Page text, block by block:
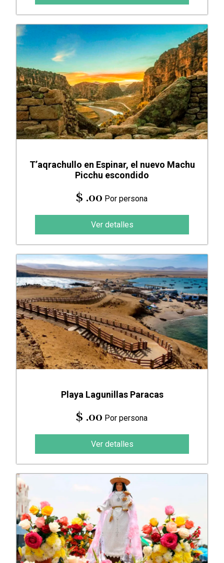
T’aqrachullo en Espinar, el nuevo Machu
Picchu escondido
$ .00 Por persona
Ver detalles
Playa Lagunillas Paracas
$ .00 Por persona
Ver detalles